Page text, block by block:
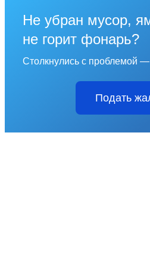
Не убран мусор,
не горит фонарь?
Столкнулись с проблемой
Подать